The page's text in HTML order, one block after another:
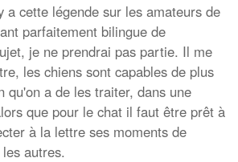
a cette légende sur les amateurs de
parfaitement bilingue de
je ne prendrai pas partie. Il me
les chiens sont capables de plus
qu'on a de les traiter, dans une
que pour le chat il faut être prêt à
à la lettre ses moments de
autres.